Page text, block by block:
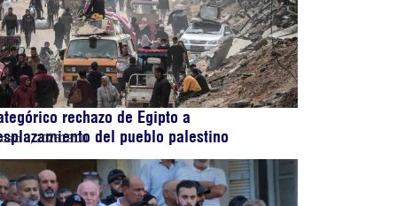
rechazo de Egipto a
del pueblo palestino
5, 202613:00